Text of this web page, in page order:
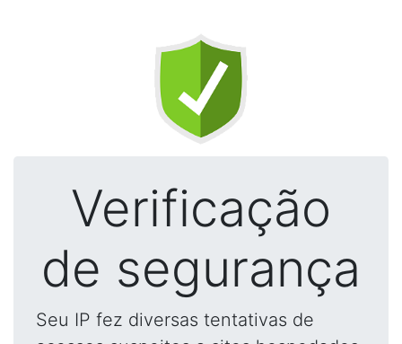
Verificação
de segurança
Seu IP fez diversas tentativas de